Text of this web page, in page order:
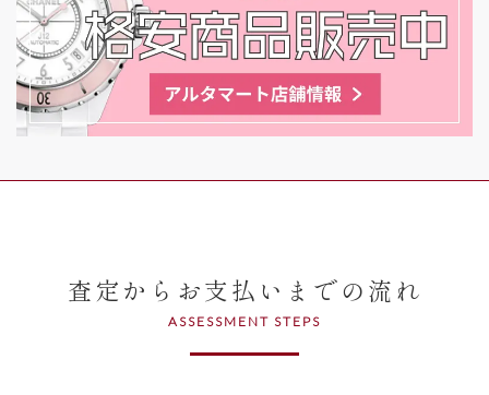
査定からお支払いまでの流れ
ASSESSMENT STEPS